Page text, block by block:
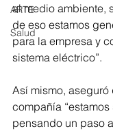
ARTE
Salud
al medio ambiente,
de eso estamos
para la empresa y
sistema eléctrico”.
Así mismo, aseguró
compañía
pensando un paso